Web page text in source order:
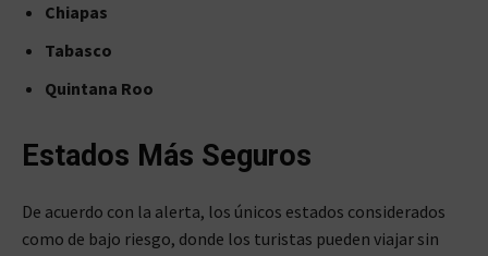
Chiapas
Tabasco
Quintana Roo
Estados Más Seguros
De acuerdo con la alerta, los únicos estados considerados
como de bajo riesgo, donde los turistas pueden viajar sin